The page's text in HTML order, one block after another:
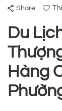
Share
Du
Hàng